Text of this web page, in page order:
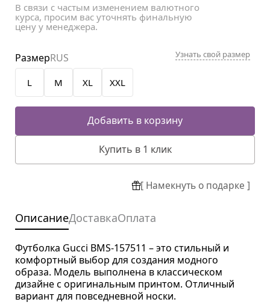
В связи с частым изменением валютного
курса, просим вас уточнять финальную
цену у менеджера.
L M XL XXL
РазмерRUS Узнать свой размер
Добавить в корзину
Купить в 1 клик
[ Намекнуть о подарке ]
ОписаниеДоставкаОплата
Футболка Gucci BMS-157511 – это стильный и
комфортный выбор для создания модного
образа. Модель выполнена в классическом
дизайне с оригинальным принтом. Отличный
вариант для повседневной носки.